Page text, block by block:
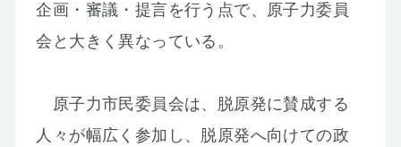
企画・審議・提言を行う点で、原子力委員
会と大きく異なっている。
原子力市民委員会は、脱原発に賛成する
人々が幅広く参加し、脱原発へ向けての政